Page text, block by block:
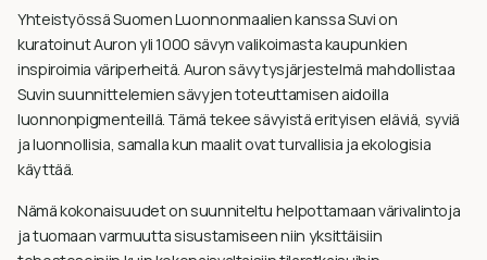
Yhteistyössä Suomen Luonnonmaalien kanssa Suvi on
kuratoinut Auron yli 1000 sävyn valikoimasta kaupunkien
inspiroimia väriperheitä. Auron sävytysjärjestelmä mahdollistaa
Suvin suunnittelemien sävyjen toteuttamisen aidoilla
luonnonpigmenteillä. Tämä tekee sävyistä erityisen eläviä, syviä
ja luonnollisia, samalla kun maalit ovat turvallisia ja ekologisia
käyttää.
Nämä kokonaisuudet on suunniteltu helpottamaan värivalintoja
ja tuomaan varmuutta sisustamiseen niin yksittäisiin